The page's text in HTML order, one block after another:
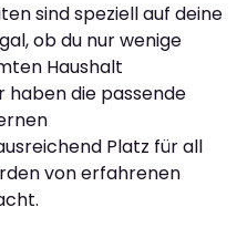
sind speziell auf deine
ob du nur wenige
Haushalt
die passende
Platz für all
von erfahrenen